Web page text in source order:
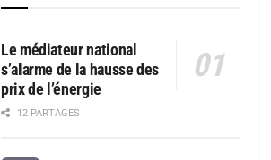
Le médiateur national
s’alarme de la hausse des
prix de l’énergie
12 PARTAGES